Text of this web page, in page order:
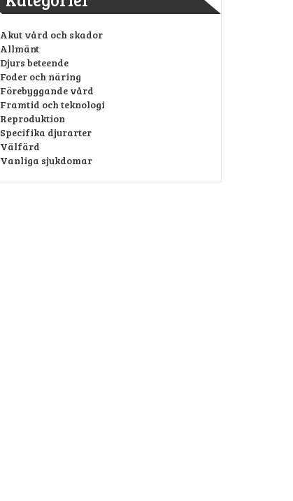
Akut vård och skador
Allmänt
Djurs beteende
Foder och näring
Förebyggande vård
Framtid och teknologi
Reproduktion
Specifika djurarter
Välfärd
Vanliga sjukdomar